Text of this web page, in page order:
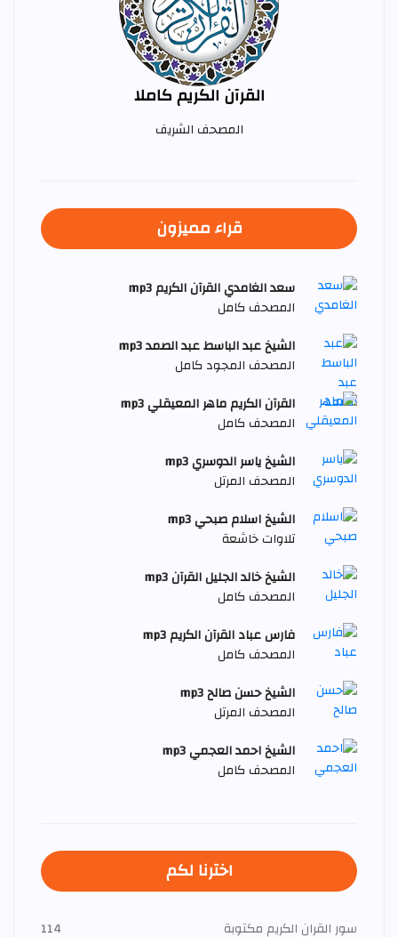
القرآن الكريم كاملا
المصحف الشريف
قراء مميزون
سعد الغامدي القرآن الكريم mp3
المصحف كامل
الشيخ عبد الباسط عبد الصمد mp3
المصحف المجود كامل
القرآن الكريم ماهر المعيقلي mp3
المصحف كامل
الشيخ ياسر الدوسري mp3
المصحف المرتل
الشيخ اسلام صبحي mp3
تلاوات خاشعة
الشيخ خالد الجليل القرآن mp3
المصحف كامل
فارس عباد القرآن الكريم mp3
المصحف كامل
الشيخ حسن صالح mp3
المصحف المرتل
الشيخ احمد العجمي mp3
المصحف كامل
اخترنا لكم
سور القران الكريم مكتوبة
114